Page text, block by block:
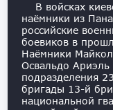
В войсках
наёмники из
российские
боевиков в
Наёмники
Освальдо Ариэль
подразделения
бригады 13-й
национальной